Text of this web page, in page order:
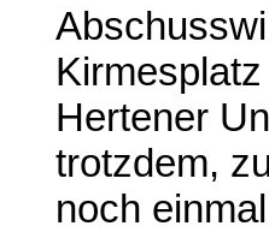
Hertener
trotzdem,
noch